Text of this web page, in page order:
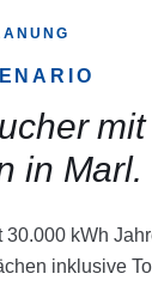
in Marl.
30.000 kWh
inklusive